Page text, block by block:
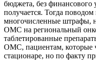
бюджета, без
получается. Тогда
многочисленные штрафы,
ОМС на региональный
таблетированные
ОМС, пациентам, которые
стационаре, но по факту